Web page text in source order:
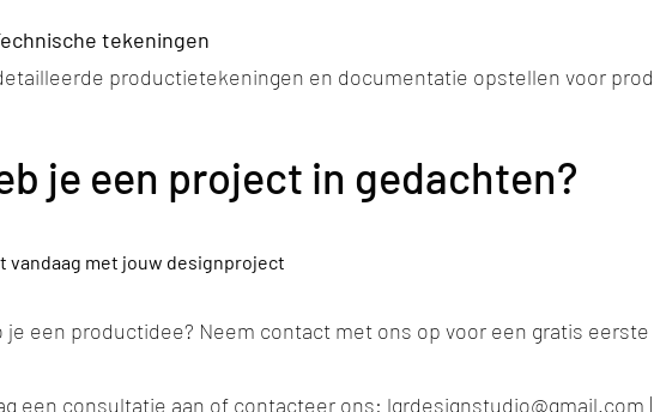
tekeningen
productietekeningen en documentatie opstellen voor
je een project in gedachten?
vandaag met jouw designproject
je een productidee? Neem contact met ons op voor een gratis
een consultatie aan of contacteer ons: lgrdesignstudio@gmail.com